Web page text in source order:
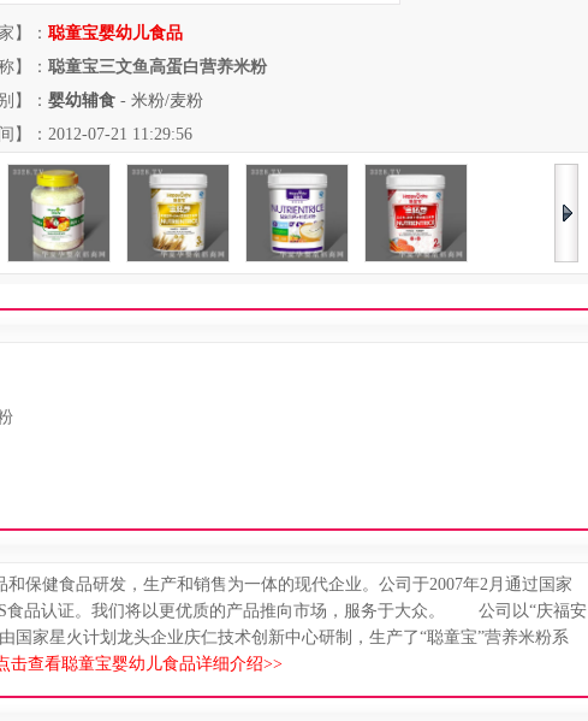
】： 聪童宝婴幼儿食品
】： 聪童宝三文鱼高蛋白营养米粉
】： 婴幼辅食 - 米粉/麦粉
】：2012-07-21 11:29:56
保健食品研发，生产和销售为一体的现代企业。公司于2007年2月通过国家
食品认证。我们将以更优质的产品推向市场，服务于大众。 公司以“庆福安
国家星火计划龙头企业庆仁技术创新中心研制，生产了“聪童宝”营养米粉系
击查看聪童宝婴幼儿食品详细介绍>>